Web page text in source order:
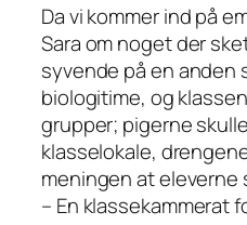
Da vi kommer ind på
Sara om noget der
syvende på en anden
biologitime, og
grupper; pigerne
klasselokale,
meningen at eleverne
– En klassekammerat